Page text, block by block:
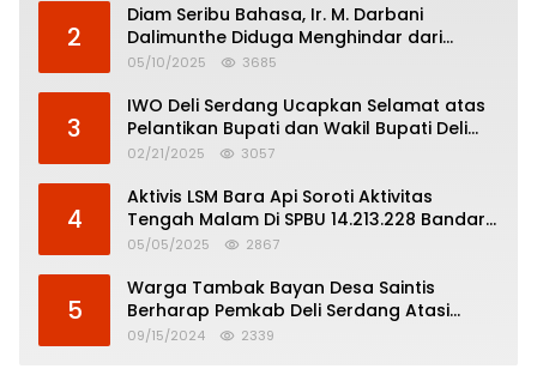
2
Diam Seribu Bahasa, Ir. M. Darbani
Dalimunthe Diduga Menghindar dari
Pertanggungjawaban Politik
05/10/2025 3685
3
IWO Deli Serdang Ucapkan Selamat atas
Pelantikan Bupati dan Wakil Bupati Deli
Serdang
02/21/2025 3057
4
Aktivis LSM Bara Api Soroti Aktivitas
Tengah Malam Di SPBU 14.213.228 Bandar
Tinggi
05/05/2025 2867
5
Warga Tambak Bayan Desa Saintis
Berharap Pemkab Deli Serdang Atasi
Banjir
09/15/2024 2339